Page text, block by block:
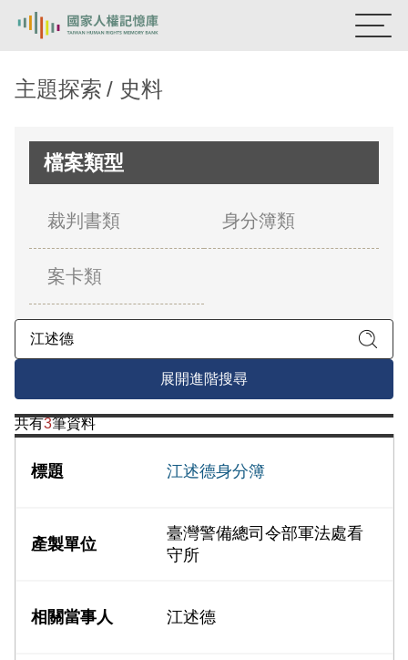
新生訓導處
關於我們
意見信箱
主題探索 史料
檔案類型
裁判書類 身分簿類
案卡類
展開進階搜尋
共有3筆資料
江述德身分簿
臺灣警備總司令部軍法處看
守所
江述德